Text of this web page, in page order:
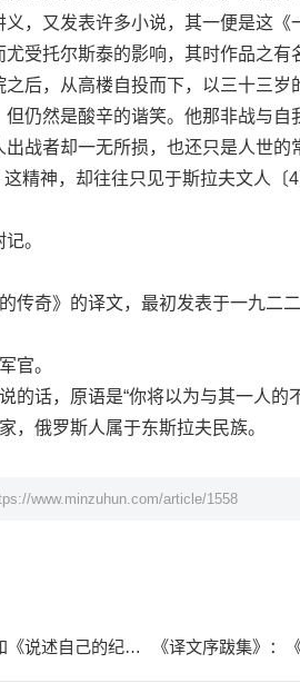
，又发表许多小说，其一便是这《
受托尔斯泰的影响，其时作品之有
后，从高楼自投而下，以三十三岁
仍然是酸辛的谐笑。他那非战与自
战者却一无所损，也还只是人世的
神，却往往只见于斯拉夫文人〔4
。
奇》的译文，最初发表于一九二
官。
话，原语是“你将以为与其一人的
俄罗斯人属于东斯拉夫民族。
www.minzuhun.com/article/1558
《译文序跋集》：《描写自己》和《说述自己的纪德》译者附记